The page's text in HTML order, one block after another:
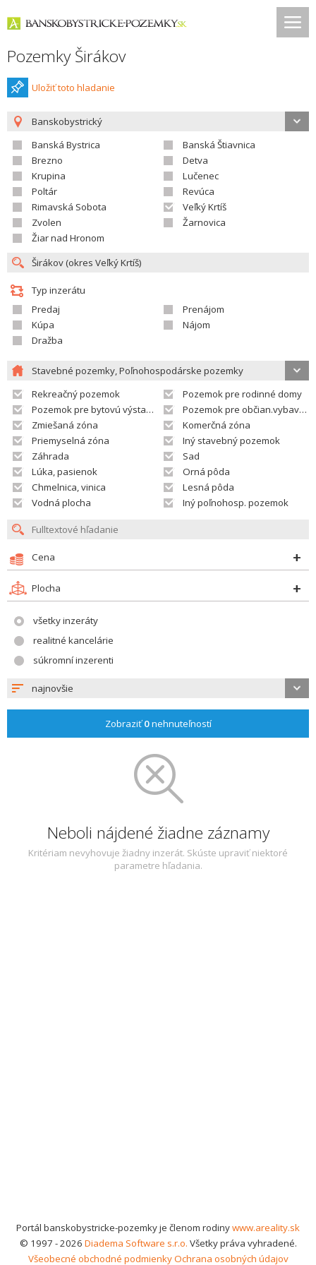
Pozemky Širákov
Uložiť toto hladanie
Banskobystrický
Banská Bystrica
Banská Štiavnica
Brezno
Detva
Krupina
Lučenec
Poltár
Revúca
Rimavská Sobota
Veľký Krtíš
Zvolen
Žarnovica
Žiar nad Hronom
Typ inzerátu
Predaj
Prenájom
Kúpa
Nájom
Dražba
Stavebné pozemky, Poľnohospodárske pozemky
Rekreačný pozemok
Pozemok pre rodinné domy
Pozemok pre bytovú výstavbu
Pozemok pre občian.vybavenosť
Zmiešaná zóna
Komerčná zóna
Priemyselná zóna
Iný stavebný pozemok
Záhrada
Sad
Lúka, pasienok
Orná pôda
Chmelnica, vinica
Lesná pôda
Vodná plocha
Iný poľnohosp. pozemok
Cena
Plocha
všetky inzeráty
realitné kancelárie
súkromní inzerenti
najnovšie
Zobraziť0nehnuteľností
Neboli nájdené žiadne záznamy
Kritériam nevyhovuje žiadny inzerát. Skúste upraviť niektoré
parametre hľadania.
Portál banskobystricke-pozemky je členom rodinywww.areality.sk
© 1997 - 2026 Diadema Software s.r.o. Všetky práva vyhradené.
Všeobecné obchodné podmienkyOchrana osobných údajov